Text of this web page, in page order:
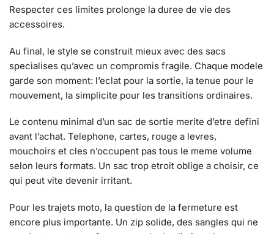
Respecter ces limites prolonge la duree de vie des
accessoires.
Au final, le style se construit mieux avec des sacs
specialises qu’avec un compromis fragile. Chaque modele
garde son moment: l’eclat pour la sortie, la tenue pour le
mouvement, la simplicite pour les transitions ordinaires.
Le contenu minimal d’un sac de sortie merite d’etre defini
avant l’achat. Telephone, cartes, rouge a levres,
mouchoirs et cles n’occupent pas tous le meme volume
selon leurs formats. Un sac trop etroit oblige a choisir, ce
qui peut vite devenir irritant.
Pour les trajets moto, la question de la fermeture est
encore plus importante. Un zip solide, des sangles qui ne